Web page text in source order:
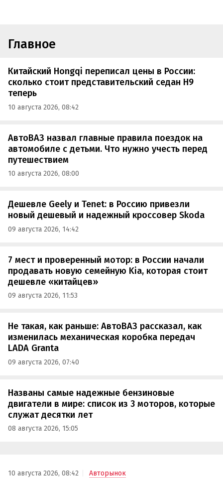
Главное
Китайский Hongqi переписал цены в России:
сколько стоит представительский седан H9
теперь
10 августа 2026, 08:42
АвтоВАЗ назвал главные правила поездок на
автомобиле с детьми. Что нужно учесть перед
путешествием
10 августа 2026, 08:00
Дешевле Geely и Tenet: в Россию привезли
новый дешевый и надежный кроссовер Skoda
09 августа 2026, 14:42
7 мест и проверенный мотор: в России начали
продавать новую семейную Kia, которая стоит
дешевле «китайцев»
09 августа 2026, 11:53
Не такая, как раньше: АвтоВАЗ рассказал, как
изменилась механическая коробка передач
LADA Granta
09 августа 2026, 07:40
Названы самые надежные бензиновые
двигатели в мире: список из 3 моторов, которые
служат десятки лет
08 августа 2026, 15:05
10 августа 2026, 08:42 Авторынок